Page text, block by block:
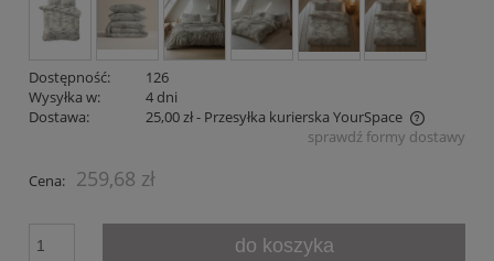
Dostępność:
126
Wysyłka w:
4 dni
Dostawa:
25,00 zł- Przesyłka kurierska YourSpace
Cena nie zawiera ewentualnych kosztów płatnościsprawdź formy dostawy
Cena: 259,68 zł
do koszyka